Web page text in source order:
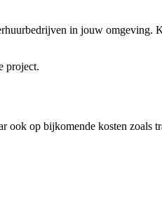
in jouw omgeving.
project.
ook op bijkomende kosten zoals